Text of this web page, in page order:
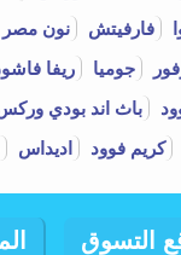
فارفيتش نون مصر
جوميا ريفا
باث اند بودي
كريم فوود اديداس
التسوق